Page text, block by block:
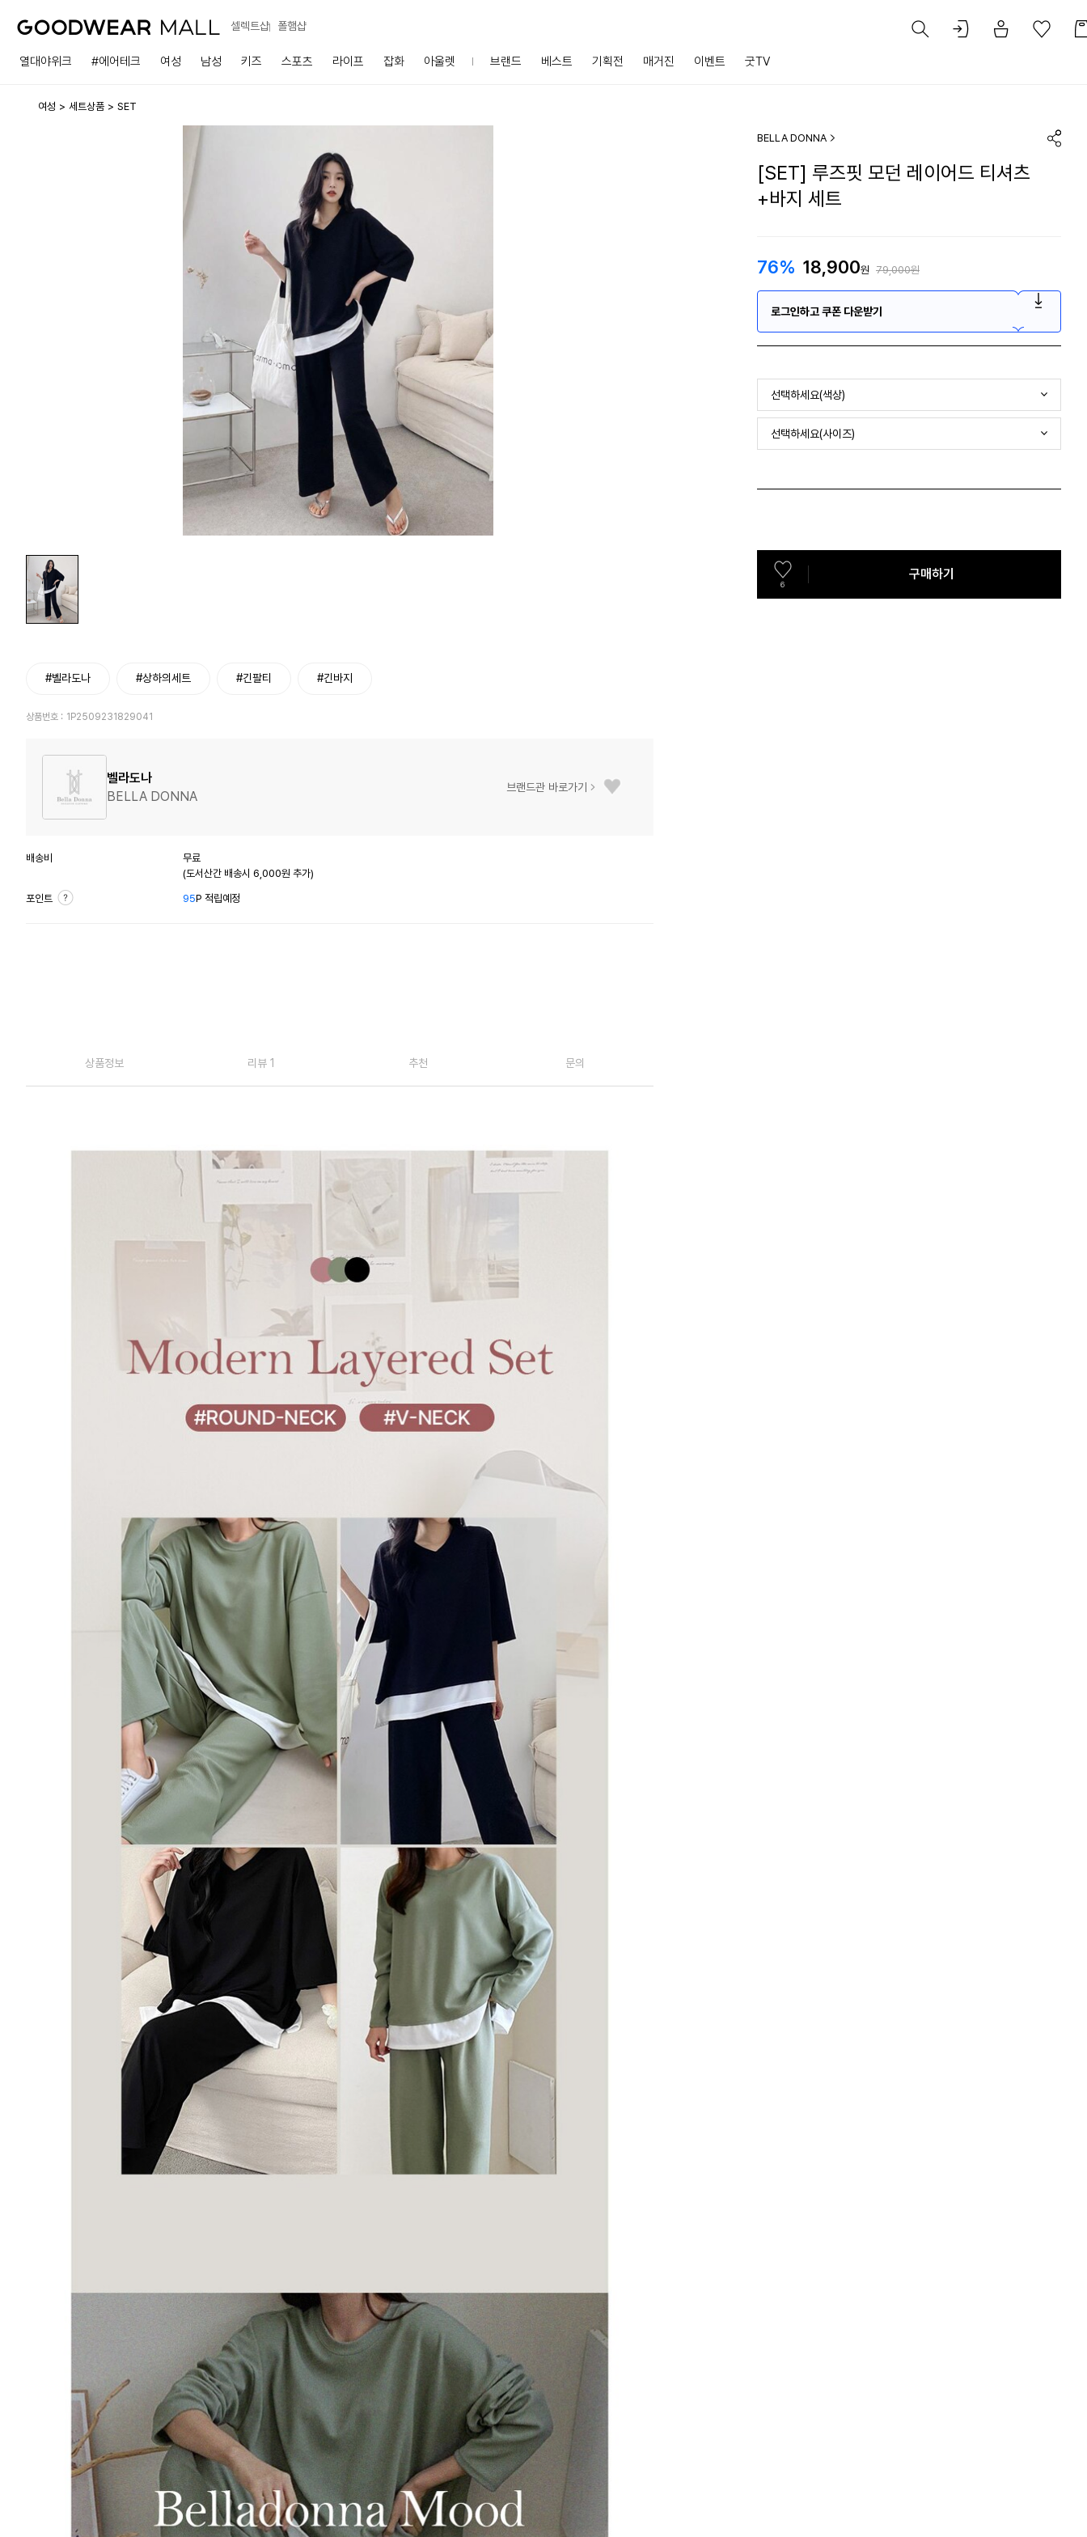
셀렉트샵 폴햄샵
열대야위크 #에어테크 여성 남성 키즈 스포츠 라이프 잡화 아울렛 브랜드 베스트 기획전 매거진 이벤트 굿TV
여성 세트상품 SET
#벨라도나 #상하의세트 #긴팔티 #긴바지
상품번호 : 1P2509231829041
벨라도나
BELLA DONNA
브랜드관 바로가기
배송비
무료
(도서산간 배송시 6,000원 추가)
포인트 95P 적립예정
상품정보 리뷰 1 추천 문의
BELLA DONNA
[SET] 루즈핏 모던 레이어드 티셔츠
+바지 세트
76% 18,900원 79,000원
로그인하고 쿠폰 다운받기
선택하세요(색상)
선택하세요(사이즈)
6
구매하기